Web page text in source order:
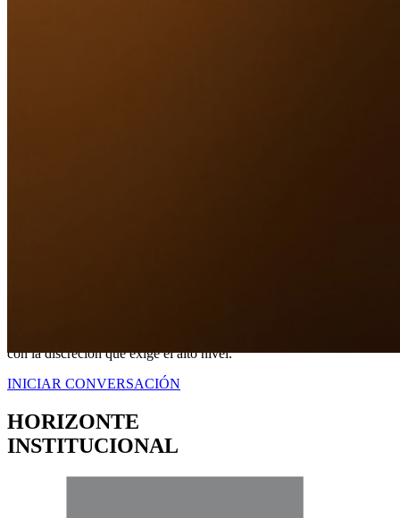
con la discreción que exige el alto nivel.
INICIAR CONVERSACIÓN
HORIZONTE
INSTITUCIONAL